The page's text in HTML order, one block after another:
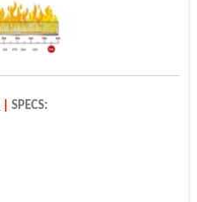
SPECS: